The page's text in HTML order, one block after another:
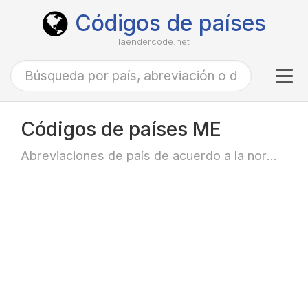
Códigos de países
laendercode.net
Códigos de países ME
Abreviaciones de país de acuerdo a la norma ISO-3166 alfa-2